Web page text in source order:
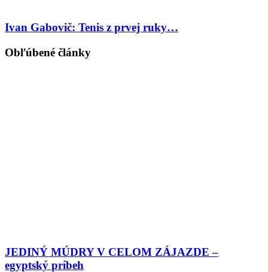
Ivan Gabovič: Tenis z prvej ruky…
Obľúbené články
JEDINÝ MÚDRY V CELOM ZÁJAZDE –
egyptský príbeh